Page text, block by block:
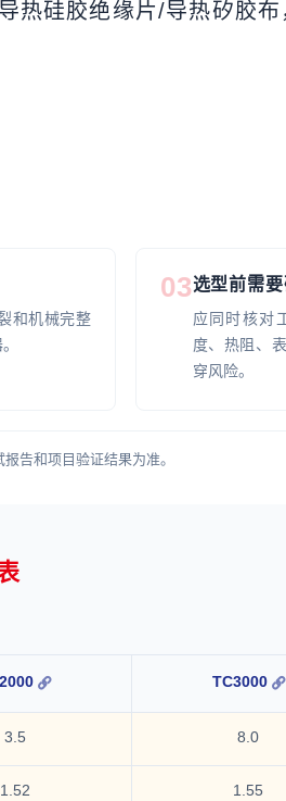
热硅胶绝缘片/导热矽胶
和机械完整
03选型前需
应同时核对
度、热阻、
穿风险。
告和项目验证结果为准。
TC3000
3.5 8.0
1.52 1.55